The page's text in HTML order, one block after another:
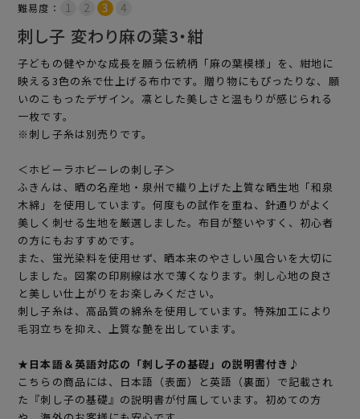
難易度：
刺し子 変わり麻の葉3・紺
子どもの健やかな成長を願う伝統柄「麻の葉模様」を、紺地に
映える3色の糸で仕上げる布巾です。贈り物にもぴったりな、願
いのこもったデザイン。凛とした美しさと温もりが感じられる
一枚です。
※刺し子糸は別売りです。
＜ホビーラホビーレの刺し子＞
ふきんは、晒の名産地・泉州で織り上げた上質な晒生地「和泉
木綿」を使用しています。何度もの試作を重ね、針通りがよく
美しく刺せる生地を厳選しました。布目が整いやすく、初心者
の方にもおすすめです。
また、蛍光染料を使用せず、晒本来のやさしい風合いを大切に
しました。図案の印刷線は水で薄くなります。刺し心地の良さ
と美しい仕上がりをお楽しみください。
刺し子糸は、高品質の綿糸を使用しています。特殊加工により
毛羽立ちを抑え、上質な艶を出しています。
★日本語＆英語対応の「刺し子の基礎」の説明書付き♪
こちらの商品には、日本語（表面）と英語（裏面）で記載され
た『刺し子の基礎』の説明書が付属しています。初めての方